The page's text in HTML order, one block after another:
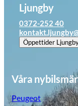
Ljungby
0372-252 40
Öppettider
Våra
Peugeot